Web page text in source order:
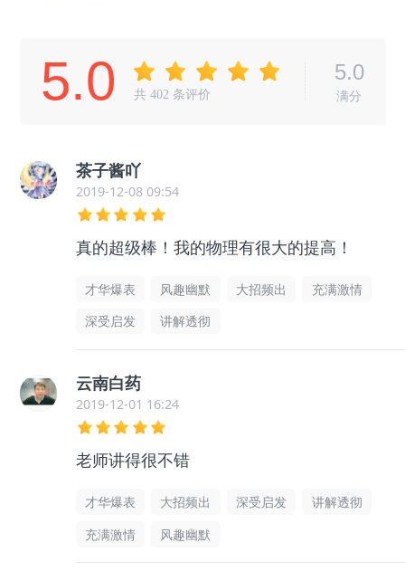
5.0 共402 条评价
5.0
满分
茶子酱吖
2019-12-08 09:54
真的超级棒！我的物理有很大的提高！
才华爆表 风趣幽默 大招频出
充满激情
深受启发
讲解透彻
云南白药
2019-12-01 16:24
老师讲得很不错
才华爆表 大招频出 深受启发
讲解透彻
充满激情
风趣幽默